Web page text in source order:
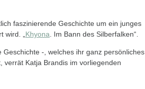
faszinierende Geschichte um ein junges
„ Khyona . Im Bann des Silberfalken“.
-, welches ihr ganz persönliches
verrät Katja Brandis im vorliegenden